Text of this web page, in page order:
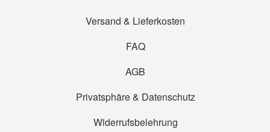
Versand & Lieferkosten
FAQ
AGB
Privatsphäre & Datenschutz
Widerrufsbelehrung